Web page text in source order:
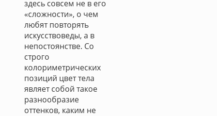
здесь совсем не в его
«сложности», о чем
любят повторять
искусствоведы, а в
непостоянстве. Со
строго
колориметрических
позиций цвет тела
являет собой такое
разнообразие
оттенков, каким не